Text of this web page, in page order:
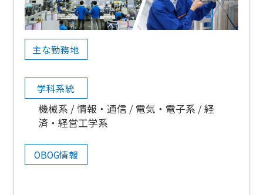
主な勤務地
学科系統
機械系 情報・通信 電気・電子系
経
済・経営工学系
OBOG情報